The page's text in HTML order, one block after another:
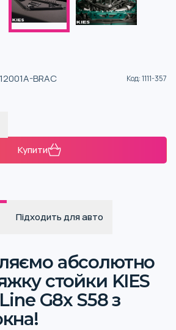
BRAC Код:1111-357
Купити
Підходить для авто
абсолютно
стойки KIES
G8x S58 з